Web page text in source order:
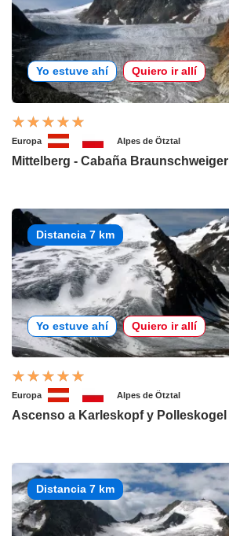
Yo estuve ahí Quiero ir allí
Europa Alpes de Ötztal
Mittelberg - Cabaña Braunschweiger
Distancia 7 km
Yo estuve ahí Quiero ir allí
Europa Alpes de Ötztal
Ascenso a Karleskopf y Polleskogel
Distancia 7 km